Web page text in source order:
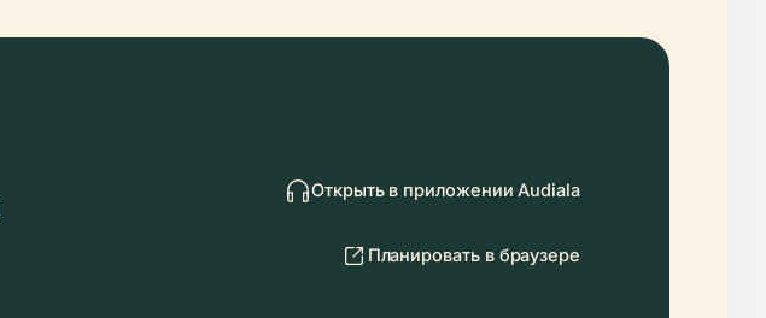
Открыть в приложении Audiala
Планировать в браузере